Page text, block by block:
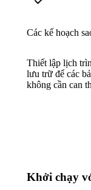
Các kế hoạch
Thiết lập lịch
lưu trữ để các
không cần can
Khởi chạy